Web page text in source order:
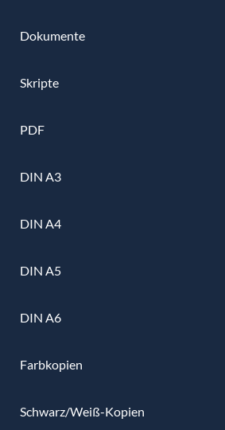
Dokumente
Skripte
PDF
DIN A3
DIN A4
DIN A5
DIN A6
Farbkopien
Schwarz/Weiß-Kopien